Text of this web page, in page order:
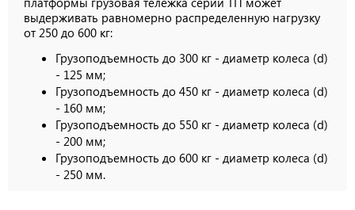
выдерживать равномерно распределенную нагрузку
от 250 до 600 кг:
Грузоподъемность до 300 кг - диаметр колеса (d)
- 125 мм;
Грузоподъемность до 450 кг - диаметр колеса (d)
- 160 мм;
Грузоподъемность до 550 кг - диаметр колеса (d)
- 200 мм;
Грузоподъемность до 600 кг - диаметр колеса (d)
- 250 мм.